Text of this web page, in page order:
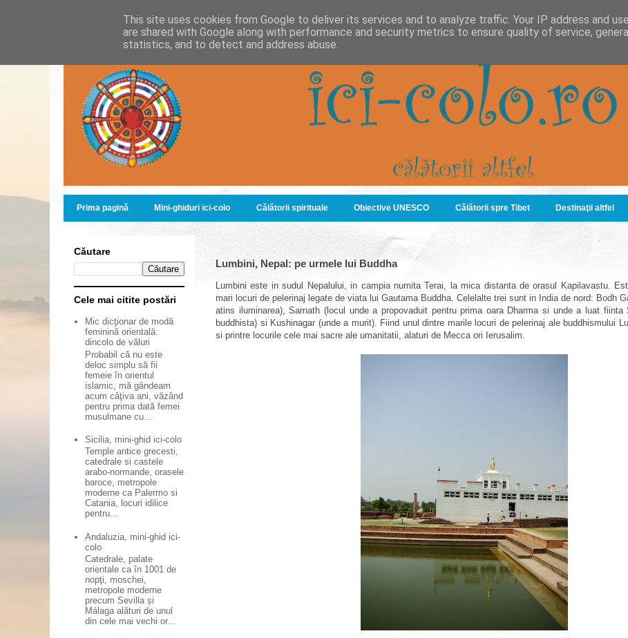
Prima pagină Mini-ghiduri ici-colo Călătorii spirituale Obiective UNESCO Călătorii spre Tibet Destinaţii altfel
Lumbini, Nepal: pe urmele lui Buddha
Lumbini este in sudul Nepalului, in campia numita Terai, la mica distanta de orasul Kapilavastu.
mari locuri de pelerinaj legate de viata lui Gautama Buddha. Celelalte trei sunt in India de nord: Bodh
atins iluminarea), Sarnath (locul unde a propovaduit pentru prima oara Dharma si unde a luat fiinta
buddhista) si Kushinagar (unde a murit). Fiind unul dintre marile locuri de pelerinaj ale buddhismului
si printre locurile cele mai sacre ale umanitatii, alaturi de Mecca ori Ierusalim.
Căutare
Cele mai citite postări
Mic dicţionar de modă
feminină orientală:
dincolo de văluri
Probabil că nu este
deloc simplu să fii
femeie în orientul
islamic, mă gândeam
acum câţiva ani, văzând
pentru prima dată femei
musulmane cu...
Sicilia, mini-ghid ici-colo
Temple antice grecesti,
catedrale si castele
arabo-normande, orasele
baroce, metropole
moderne ca Palermo si
Catania, locuri idilice
pentru...
Andaluzia, mini-ghid ici-
colo
Catedrale, palate
orientale ca în 1001 de
nopţi, moschei,
metropole moderne
precum Sevilla și
Málaga alături de unul
din cele mai vechi or...
This site uses cookies from Google to deliver its services and to analyze traffic. Your IP address and
are shared with Google along with performance and security metrics to ensure quality of service,
statistics, and to detect and address abuse.